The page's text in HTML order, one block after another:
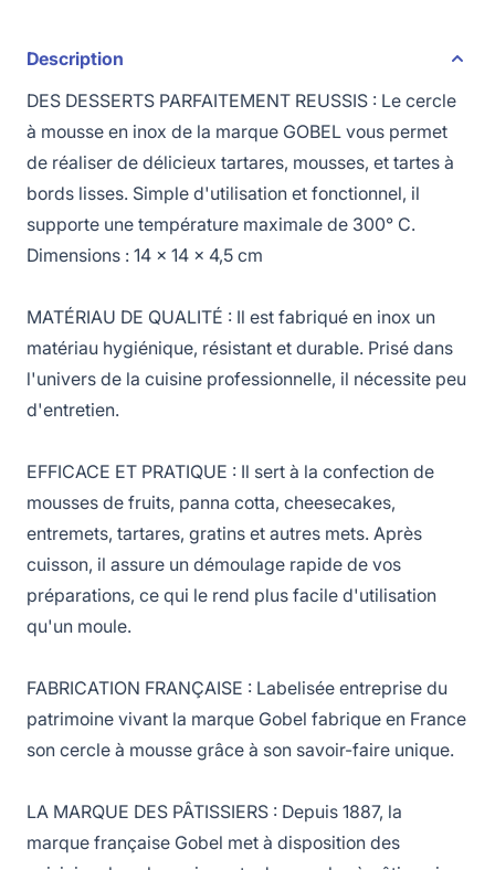
Description
DES DESSERTS PARFAITEMENT REUSSIS : Le cercle
à mousse en inox de la marque GOBEL vous permet
de réaliser de délicieux tartares, mousses, et tartes à
bords lisses. Simple d'utilisation et fonctionnel, il
supporte une température maximale de 300° C.
Dimensions : 14 x 14 x 4,5 cm
MATÉRIAU DE QUALITÉ : Il est fabriqué en inox un
matériau hygiénique, résistant et durable. Prisé dans
l'univers de la cuisine professionnelle, il nécessite peu
d'entretien.
EFFICACE ET PRATIQUE : Il sert à la confection de
mousses de fruits, panna cotta, cheesecakes,
entremets, tartares, gratins et autres mets. Après
cuisson, il assure un démoulage rapide de vos
préparations, ce qui le rend plus facile d'utilisation
qu'un moule.
FABRICATION FRANÇAISE : Labelisée entreprise du
patrimoine vivant la marque Gobel fabrique en France
son cercle à mousse grâce à son savoir-faire unique.
LA MARQUE DES PÂTISSIERS : Depuis 1887, la
marque française Gobel met à disposition des